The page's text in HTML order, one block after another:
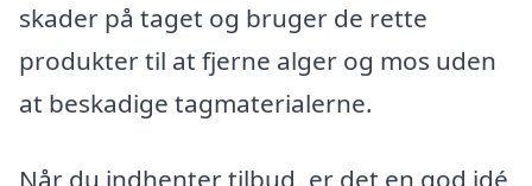
skader på taget og bruger de rette
produkter til at fjerne alger og mos uden
at beskadige tagmaterialerne.
Når du indhenter tilbud, er det en god idé